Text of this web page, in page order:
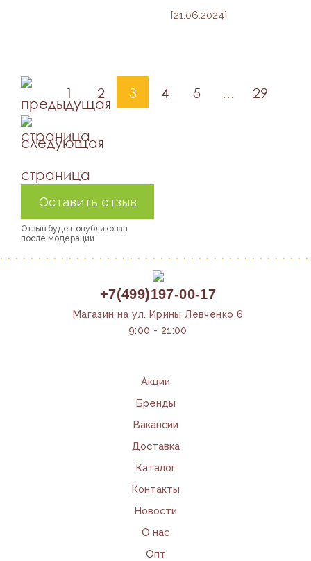
[21.06.2024]
1 2 3 4 5 ... 29
Оставить отзыв
Отзыв будет опубликован
после модерации
+7(499)197-00-17
Магазин на ул. Ирины Левченко 6
9:00 - 21:00
Акции
Бренды
Вакансии
Доставка
Каталог
Контакты
Новости
О нас
Опт